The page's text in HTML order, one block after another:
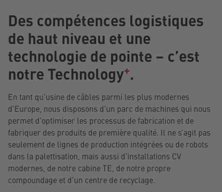
Des compétences logistiques
de haut niveau et une
technologie de pointe – c’est
notre Technology+.
En tant qu’usine de câbles parmi les plus modernes
d’Europe, nous disposons d’un parc de machines qui nous
permet d’optimiser les processus de fabrication et de
fabriquer des produits de première qualité. Il ne s’agit pas
seulement de lignes de production intégrées ou de robots
dans la palettisation, mais aussi d’installations CV
modernes, de notre cabine TE, de notre propre
compoundage et d’un centre de recyclage.